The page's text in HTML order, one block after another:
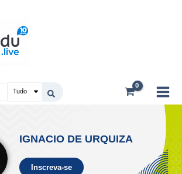
IGNACIO DE URQUIZA
Inscreva-se